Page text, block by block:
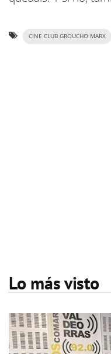
CINE CLUB GROUCHO MARX
Lo más visto